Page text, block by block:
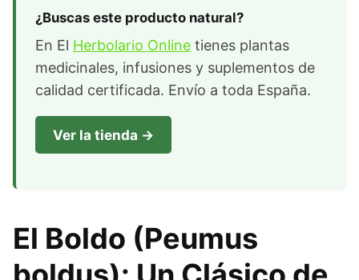
¿Buscas este producto natural?
En El Herbolario Online tienes plantas
medicinales, infusiones y suplementos de
calidad certificada. Envío a toda España.
Ver la tienda →
El Boldo (Peumus